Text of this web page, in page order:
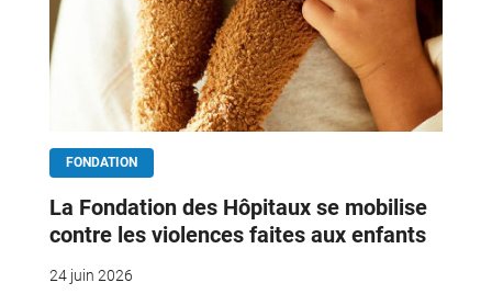
FONDATION
La Fondation des Hôpitaux se mobilise
contre les violences faites aux enfants
24 juin 2026